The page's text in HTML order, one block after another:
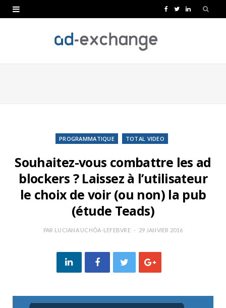
e
T
t
L
k
PROGRAMMATIQUE TOTAL VIDEO
Souhaitez-vous combattre les ad
blockers ? Laissez à l’utilisateur
le choix de voir (ou non) la pub
(étude Teads)
PAR LUCIANA UCHÔA-LEFEBVRE 29 JANVIER 2016